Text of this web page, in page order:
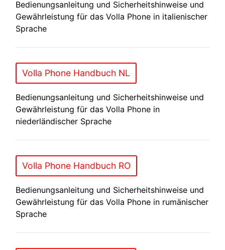
Bedienungsanleitung und Sicherheitshinweise und
Gewährleistung für das Volla Phone in italienischer
Sprache
Volla Phone Handbuch NL
Bedienungsanleitung und Sicherheitshinweise und
Gewährleistung für das Volla Phone in
niederländischer Sprache
Volla Phone Handbuch RO
Bedienungsanleitung und Sicherheitshinweise und
Gewährleistung für das Volla Phone in rumänischer
Sprache